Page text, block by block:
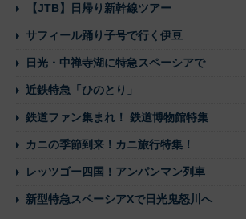
【JTB】日帰り新幹線ツアー
サフィール踊り子号で行く伊豆
日光・中禅寺湖に特急スペーシアで
近鉄特急「ひのとり」
鉄道ファン集まれ！ 鉄道博物館特集
カニの季節到来！カニ旅行特集！
レッツゴー四国！アンパンマン列車
新型特急スペーシアXで日光鬼怒川へ